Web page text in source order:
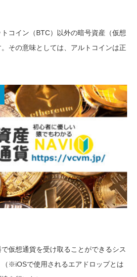
コイン（BTC）以外の暗号資産（仮想
その意味としては、アルトコインは正
仮想通貨を受け取ることができるシス
※iOSで使用されるエアドロップとは